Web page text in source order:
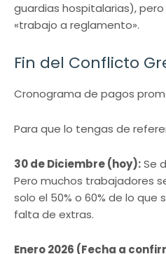
guardias hospitalarias),
«trabajo a reglamento».
Fin del Conflicto
Cronograma de pagos
Para que lo tengas de
30 de Diciembre (hoy):Se
Pero muchos trabajadores
solo el 50% o 60% de lo que
falta de extras.
Enero 2026 (Fecha a